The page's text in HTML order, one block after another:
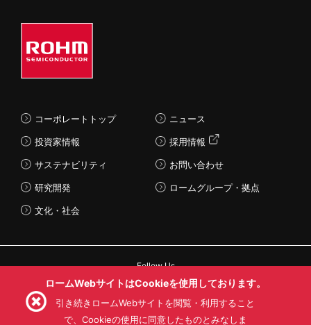
コーポレートトップ
投資家情報
サステナビリティ
研究開発
文化・社会
ニュース
採用情報
お問い合わせ
ロームグループ・拠点
Follow Us
ロームWebサイトはCookieを使用しております。
引き続きロームWebサイトを閲覧・利用すること
で、Cookieの使用に同意したものとみなしま